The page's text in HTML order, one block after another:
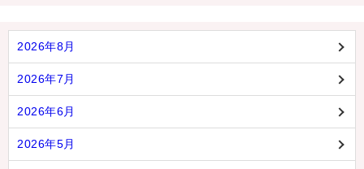
2026年8月
2026年7月
2026年6月
2026年5月